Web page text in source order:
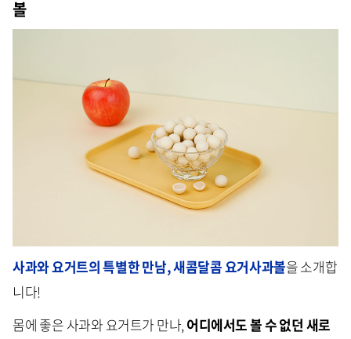
볼
사과와 요거트의 특별한 만남, 새콤달콤 요거사과볼을 소개합
니다!
몸에 좋은 사과와 요거트가 만나, 어디에서도 볼 수 없던 새로